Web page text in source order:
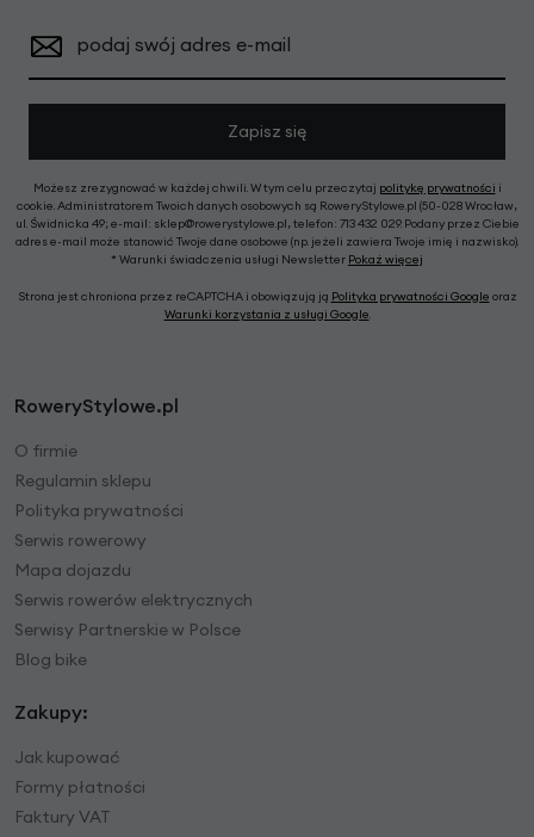
podaj swój adres e-mail
Zapisz się
Możesz zrezygnować w każdej chwili. W tym celu przeczytaj politykę prywatności i
cookie. Administratorem Twoich danych osobowych są RoweryStylowe.pl (50-028 Wrocław,
ul. Świdnicka 49; e-mail: sklep@rowerystylowe.pl, telefon: 713 432 029. Podany przez Ciebie
adres e-mail może stanowić Twoje dane osobowe (np. jeżeli zawiera Twoje imię i nazwisko).
* Warunki świadczenia usługi Newsletter Pokaż więcej
Strona jest chroniona przez reCAPTCHA i obowiązują ją Polityka prywatności Google oraz
Warunki korzystania z usługi Google.
RoweryStylowe.pl
O firmie
Regulamin sklepu
Polityka prywatności
Serwis rowerowy
Mapa dojazdu
Serwis rowerów elektrycznych
Serwisy Partnerskie w Polsce
Blog bike
Zakupy:
Jak kupować
Formy płatności
Faktury VAT